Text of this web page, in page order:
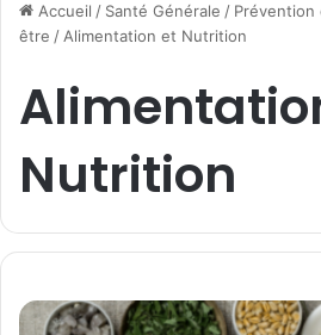
Accueil / Santé Générale / Prévention
être /Alimentation et Nutrition
Nutrition